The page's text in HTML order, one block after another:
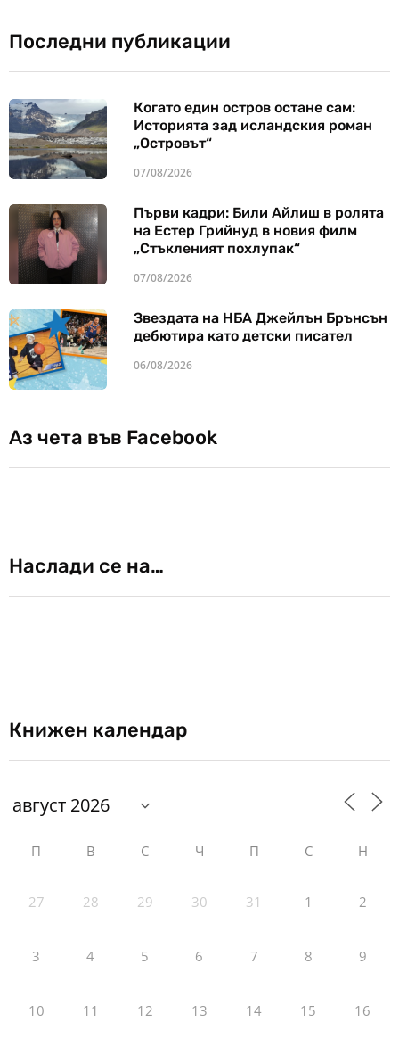
Последни публикации
Когато един остров остане сам:
Историята зад исландския роман
„Островът“
07/08/2026
Първи кадри: Били Айлиш в ролята
на Естер Грийнуд в новия филм
„Стъкленият похлупак“
07/08/2026
Звездата на НБА Джейлън Брънсън
дебютира като детски писател
06/08/2026
Аз чета във Facebook
Наслади се на…
Книжен календар
П В С Ч П С Н
27 28 29 30 31 1 2
3 4 5 6 7 8 9
10 11 12 13 14 15 16